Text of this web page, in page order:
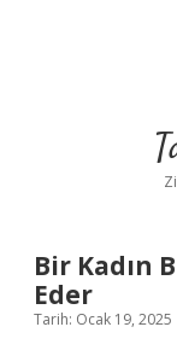
Bir Kadın
Eder
Tarih: Ocak 19, 2025